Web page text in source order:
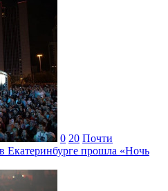
0 20 Почти
Екатеринбурге прошла «Ночь